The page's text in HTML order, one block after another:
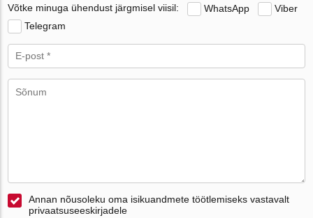
Võtke minuga ühendust järgmisel viisil: WhatsApp
Viber
Telegram
Annan nõusoleku oma isikuandmete töötlemiseks vastavalt
privaatsuseeskirjadele